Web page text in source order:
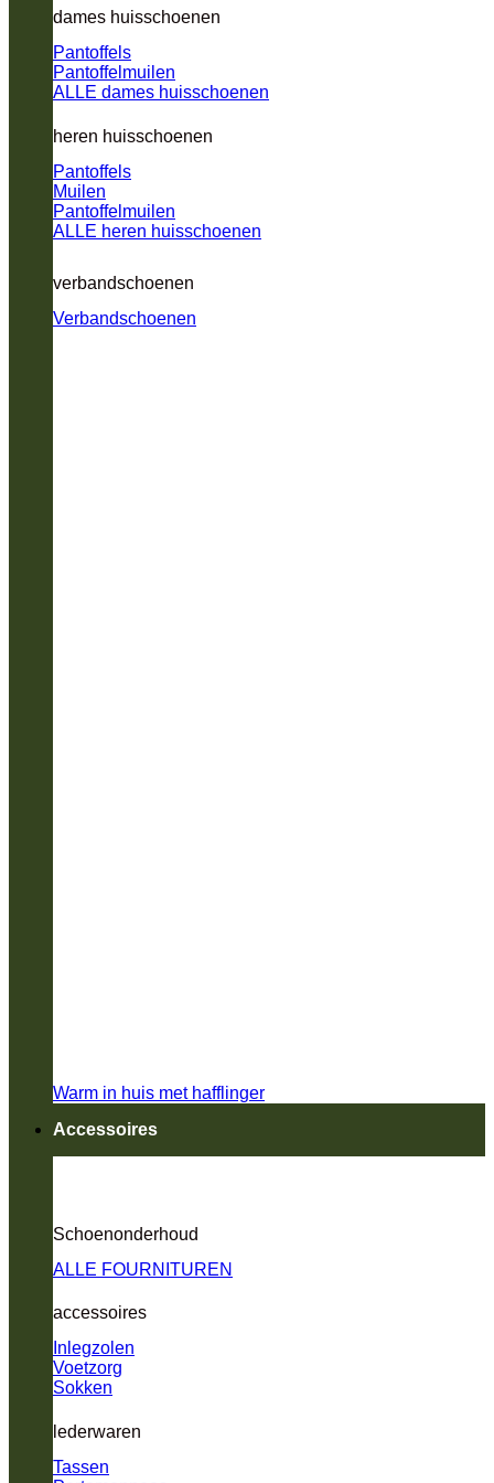
dames huisschoenen
Pantoffels
Pantoffelmuilen
ALLE dames huisschoenen
heren huisschoenen
Pantoffels
Muilen
Pantoffelmuilen
ALLE heren huisschoenen
verbandschoenen
Verbandschoenen
Warm in huis met hafflinger
Accessoires
Schoenonderhoud
ALLE FOURNITUREN
accessoires
Inlegzolen
Voetzorg
Sokken
lederwaren
Tassen